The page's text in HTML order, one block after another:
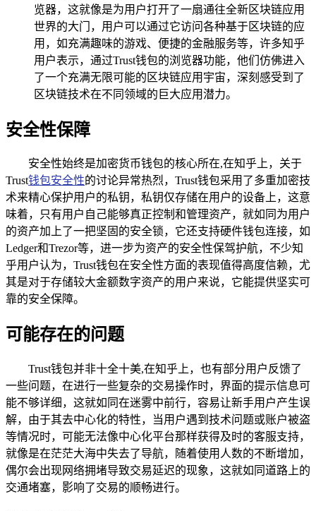
览器，这就像是为用户打开了一扇通往全新区块链应用
世界的大门，用户可以通过它访问各种基于区块链的应
用，如充满趣味的游戏、便捷的金融服务等，许多知乎
用户表示，通过Trust钱包的浏览器功能，他们仿佛进入
了一个充满无限可能的区块链应用宇宙，深刻感受到了
区块链技术在不同领域的巨大应用潜力。
安全性保障
安全性始终是加密货币钱包的核心所在,在知乎上，关于
Trust钱包安全性的讨论异常热烈，Trust钱包采用了多重加密技
术来精心保护用户的私钥，私钥仅存储在用户的设备上，这意
味着，只有用户自己能够真正控制和管理资产，就如同为用户
的资产加上了一把坚固的安全锁，它还支持硬件钱包连接，如
Ledger和Trezor等，进一步为资产的安全性保驾护航，不少知
乎用户认为，Trust钱包在安全性方面的表现值得高度信赖，尤
其是对于存储较大金额数字资产的用户来说，它能提供坚实可
靠的安全保障。
可能存在的问题
Trust钱包并非十全十美,在知乎上，也有部分用户反馈了
一些问题，在进行一些复杂的交易操作时，界面的提示信息可
能不够详细，这就如同在迷雾中前行，容易让新手用户产生误
解，由于其去中心化的特性，当用户遇到技术问题或账户被盗
等情况时，可能无法像中心化平台那样获得及时的客服支持，
就像是在茫茫大海中失去了导航，随着使用人数的不断增加，
偶尔会出现网络拥堵导致交易延迟的现象，这就如同道路上的
交通堵塞，影响了交易的顺畅进行。